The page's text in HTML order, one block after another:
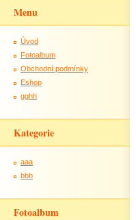
Menu
Úvod
Fotoalbum
Obchodní podmínky
Eshop
gghh
Kategorie
aaa
bbb
Fotoalbum